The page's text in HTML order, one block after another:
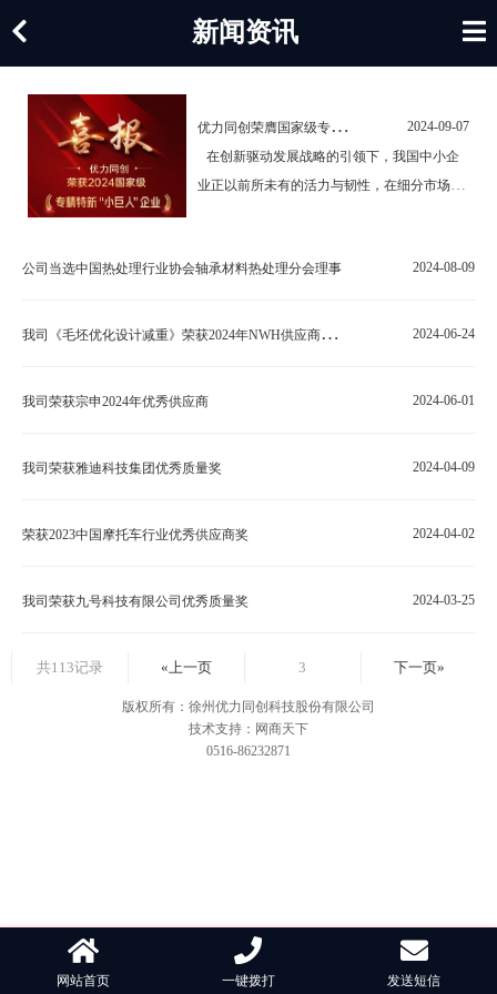
新闻资讯
优
力同创荣膺国家级专精特新"小巨人"企业称号
2024-09-07
在创新驱动发展战略的引领下，我国中小企
业正以前所未有的活力与韧性，在细分市场中
越表现与持续创新，成功通过国家工业和信息
人”企业称号公示，…
公司当选中国热处理行业协会轴承材料热处理分会理事 2024-08-09
我
司《毛坯优化设计减重》荣获2024年NWH供应商专场“铜奖课题” 2024-06-24
我司荣获宗申2024年优秀供应商 2024-06-01
我司荣获雅迪科技集团优秀质量奖 2024-04-09
荣获2023中国摩托车行业优秀供应商奖 2024-04-02
我司荣获九号科技有限公司优秀质量奖 2024-03-25
共113记录 «上一页 3 下一页»
版权所有：徐州优力同创科技股份有限公司
技术支持：网商天下
0516-86232871
网站首页 一键拨打 发送短信